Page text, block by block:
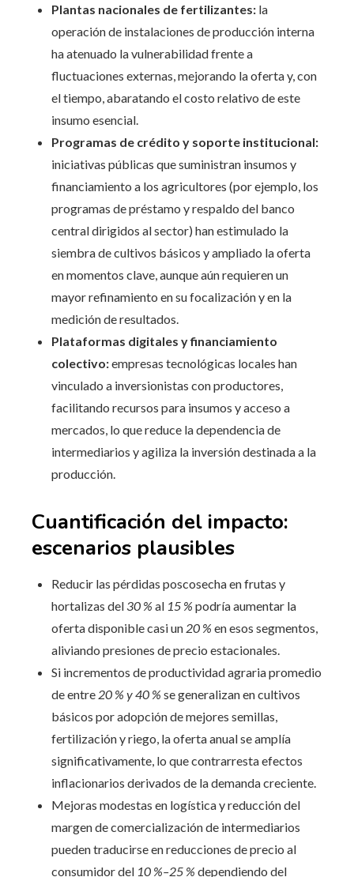
Plantas nacionales de fertilizantes: la
operación de instalaciones de producción interna
ha atenuado la vulnerabilidad frente a
fluctuaciones externas, mejorando la oferta y, con
el tiempo, abaratando el costo relativo de este
insumo esencial.
Programas de crédito y soporte institucional:
iniciativas públicas que suministran insumos y
financiamiento a los agricultores (por ejemplo, los
programas de préstamo y respaldo del banco
central dirigidos al sector) han estimulado la
siembra de cultivos básicos y ampliado la oferta
en momentos clave, aunque aún requieren un
mayor refinamiento en su focalización y en la
medición de resultados.
Plataformas digitales y financiamiento
colectivo:empresas tecnológicas locales han
vinculado a inversionistas con productores,
facilitando recursos para insumos y acceso a
mercados, lo que reduce la dependencia de
intermediarios y agiliza la inversión destinada a la
producción.
Cuantificación del impacto:
escenarios plausibles
Reducir las pérdidas poscosecha en frutas y
hortalizas del 30 % al 15 % podría aumentar la
oferta disponible casi un 20 % en esos segmentos,
aliviando presiones de precio estacionales.
Si incrementos de productividad agraria promedio
de entre 20 % y 40 % se generalizan en cultivos
básicos por adopción de mejores semillas,
fertilización y riego, la oferta anual se amplía
significativamente, lo que contrarresta efectos
inflacionarios derivados de la demanda creciente.
Mejoras modestas en logística y reducción del
margen de comercialización de intermediarios
pueden traducirse en reducciones de precio al
consumidor del 10 %–25 % dependiendo del